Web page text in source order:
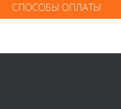
СПОСОБЫ ОПЛАТЫ